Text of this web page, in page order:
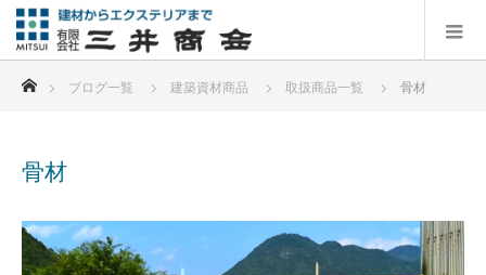
ブログ一覧 建築資材商品 取扱商品一覧 骨材
骨材